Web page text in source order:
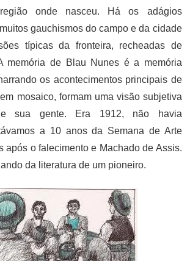
onde nasceu. Há os adágios
gauchismos do campo e da cidade
típicas da fronteira, recheadas de
memória de Blau Nunes é a memória
os acontecimentos principais de
mosaico, formam uma visão subjetiva
sua gente. Era 1912, não havia
a 10 anos da Semana de Arte
após o falecimento e Machado de Assis.
da literatura de um pioneiro.